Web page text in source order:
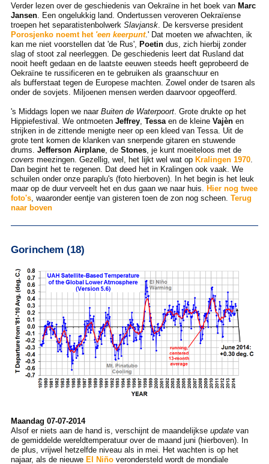
Verder lezen over de geschiedenis van Oekraïne in het boek van Marc
Jansen. Een ongelukkig land. Ondertussen veroveren Oekraïense
troepen het separatistenbolwerk Slavjansk. De kersverse president
Porosjenko noemt het 'een keerpunt.' Dat moeten we afwachten, ik
kan me niet voorstellen dat 'de Rus', Poetindus, zich hierbij zonder
slag of stoot zal neerleggen. De geschiedenis leert dat Rusland dat
nooit heeft gedaan en de laatste eeuwen steeds heeft geprobeerd de
Oekraïne te russificeren en te gebruiken als graanschuur en
als bufferstaat tegen de Europese machten. Zowel onder de tsaren als
onder de sovjets. Miljoenen mensen werden daarvoor opgeofferd.
's Middags lopen we naar Buiten de Waterpoort. Grote drukte op het
Hippiefestival. We ontmoeten Jeffrey, Tessaen de kleine Vajènen
strijken in de zittende menigte neer op een kleed van Tessa. Uit de
grote tent komen de klanken van snerpende gitaren en stuwende
drums. Jefferson Airplane, de Stones, je kunt moeiteloos met de
covers meezingen. Gezellig, wel, het lijkt wel wat op Kralingen 1970.
Dan begint het te regenen. Dat deed het in Kralingen ook vaak. We
schuilen onder onze paraplu's (foto hierboven). In het begin is het leuk
maar op de duur verveelt het en dus gaan we naar huis. Hier nog twee
foto's, waaronder eentje van gisteren toen de zon nog scheen. Terug
naar boven
Gorinchem (18)
Maandag 07-07-2014
Alsof er niets aan de hand is, verschijnt de maandelijkse updatevan
de gemiddelde wereldtemperatuur over de maand juni (hierboven). In
de plus, vrijwel hetzelfde niveau als in mei. Het wachten is op het
najaar, als de nieuwe El Niñoverondersteld wordt de mondiale